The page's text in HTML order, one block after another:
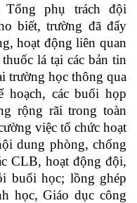
phụ trách đội
biết, trường đã đẩy
hoạt động liên quan
lá tại các bản tin
trường học thông qua
hoạch, các buổi họp
rộng rãi trong toàn
việc tổ chức hoạt
dung phòng, chống
CLB, hoạt động đội,
buổi học; lồng ghép
học, Giáo dục công